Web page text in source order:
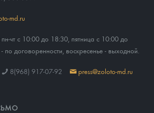
md.ru
пн-чт с 10:00 до 18:30, пятница с 10:00 до
по договоренности, воскресенье - выходной.
8(968) 917-07-92 press@zoloto-md.ru